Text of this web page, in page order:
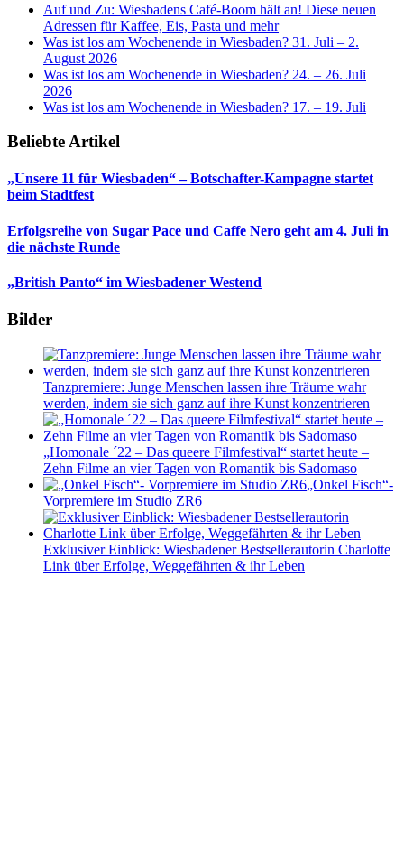
Auf und Zu: Wiesbadens Café-Boom hält an! Diese neuen
Adressen für Kaffee, Eis, Pasta und mehr
Was ist los am Wochenende in Wiesbaden? 31. Juli – 2.
August 2026
Was ist los am Wochenende in Wiesbaden? 24. – 26. Juli
2026
Was ist los am Wochenende in Wiesbaden? 17. – 19. Juli
Beliebte Artikel
„Unsere 11 für Wiesbaden“ – Botschafter-Kampagne startet
beim Stadtfest
Erfolgsreihe von Sugar Pace und Caffe Nero geht am 4. Juli in
die nächste Runde
„British Panto“ im Wiesbadener Westend
Bilder
Tanzpremiere: Junge Menschen lassen ihre Träume wahr
werden, indem sie sich ganz auf ihre Kunst konzentrieren
„Homonale ´22 – Das queere Filmfestival“ startet heute –
Zehn Filme an vier Tagen von Romantik bis Sadomaso
„Onkel Fisch“-
Vorpremiere im Studio ZR6
Exklusiver Einblick: Wiesbadener Bestsellerautorin Charlotte
Link über Erfolge, Weggefährten & ihr Leben